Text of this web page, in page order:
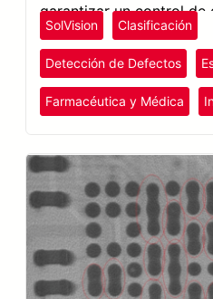
garantizar un control de
SolVision Clasificación
Detección de Defectos
Farmacéutica y Médica